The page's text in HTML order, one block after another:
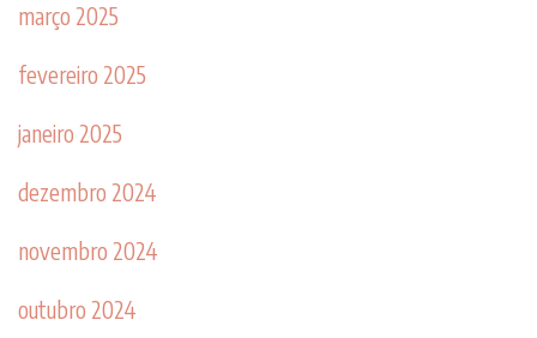
março 2025
fevereiro 2025
janeiro 2025
dezembro 2024
novembro 2024
outubro 2024